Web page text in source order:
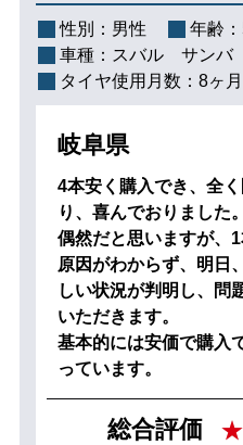
性別： 男性 年齢：
車種： スバル サンバ
タイヤ使用月数： 8ヶ月
岐阜県
4本安く購入でき、全
り、喜んでおりました。
偶然だと思いますが、1
原因がわからず、明日
しい状況が判明し、問
いただきます。
基本的には安価で購入
っています。
総合評価